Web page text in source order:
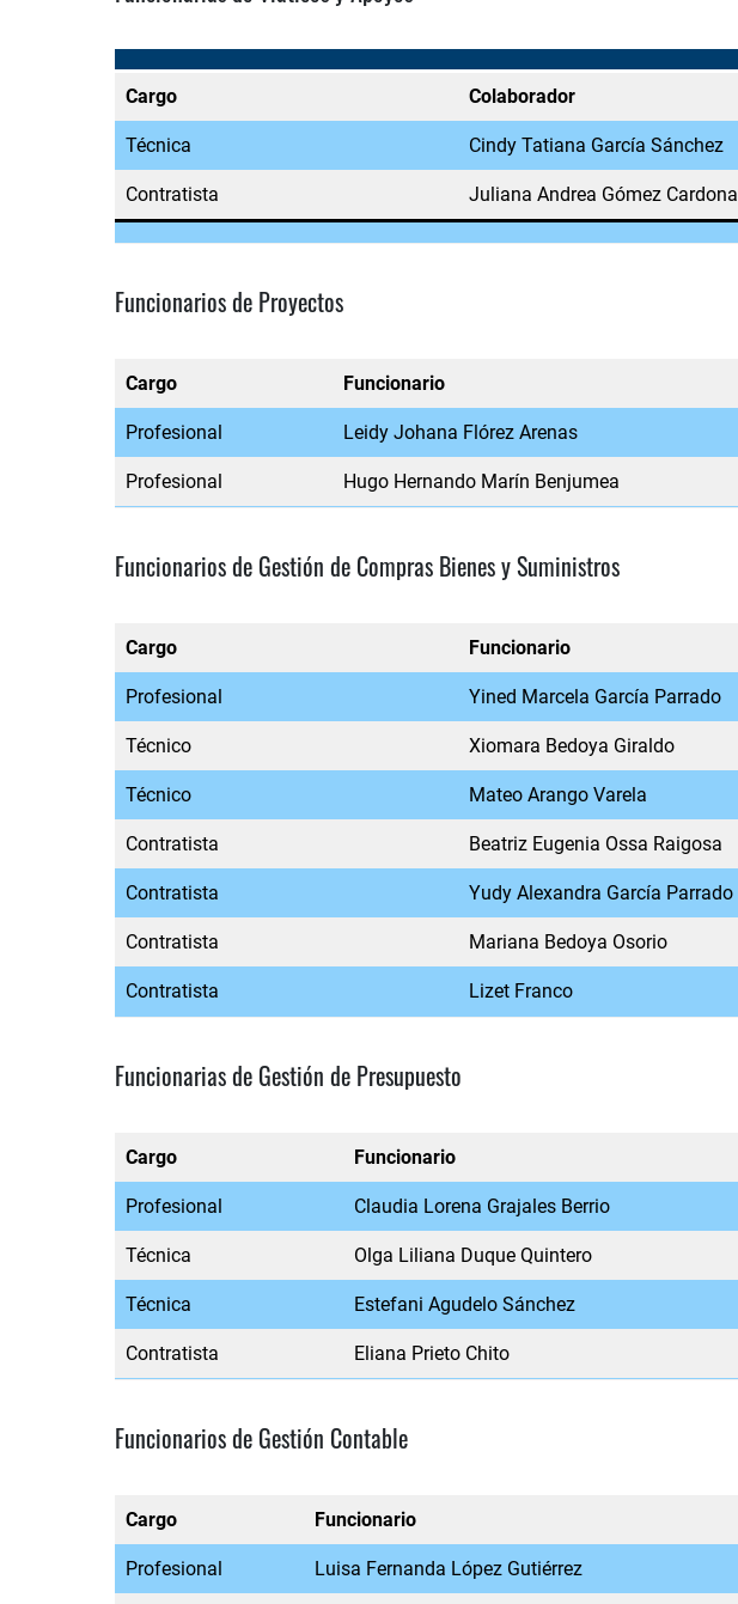
Cargo Colaborador
Técnica Cindy Tatiana García Sánchez
Contratista Juliana Andrea Gómez Cardona
Funcionarios de Proyectos
Cargo Funcionario
Profesional Leidy Johana Flórez Arenas
Profesional Hugo Hernando Marín Benjumea
Funcionarios de Gestión de Compras Bienes y Suministros
Cargo Funcionario
Profesional Yined Marcela García Parrado
Técnico Xiomara Bedoya Giraldo
Técnico Mateo Arango Varela
Contratista Beatriz Eugenia Ossa Raigosa
Contratista Yudy Alexandra García Parrado
Contratista Mariana Bedoya Osorio
Contratista Lizet Franco
Funcionarias de Gestión de Presupuesto
Cargo Funcionario
Profesional Claudia Lorena Grajales Berrio
Técnica Olga Liliana Duque Quintero
Técnica Estefani Agudelo Sánchez
Contratista Eliana Prieto Chito
Funcionarios de Gestión Contable
Cargo Funcionario
Profesional Luisa Fernanda López Gutiérrez